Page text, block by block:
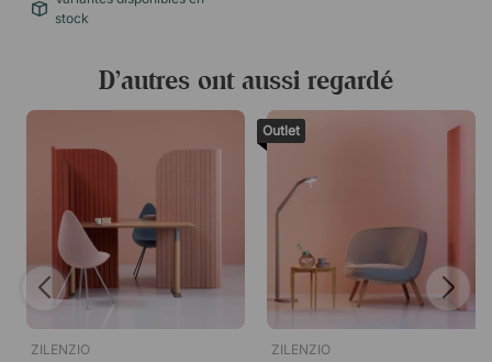
stock
D’autres ont aussi regardé
ZILENZIO
Outlet
ZILENZIO